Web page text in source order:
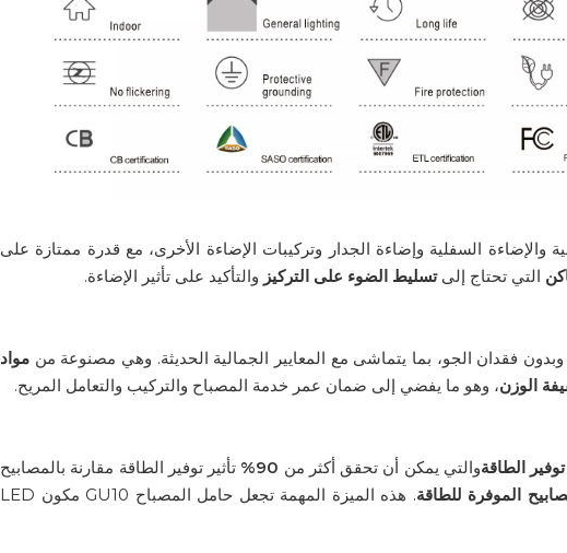
والإضاءة السفلية وإضاءة الجدار وتركيبات الإضاءة الأخرى، مع قدرة ممتازة على
التي تحتاج إلىتسليط الضوء على التركيز والتأكيد على تأثير الإضاءة.
فقدان الجو، بما يتماشى مع المعايير الجمالية الحديثة. وهي مصنوعة من مواد
الوزن، وهو ما يفضي إلى ضمان عمر خدمة المصباح والتركيب والتعامل المريح.
الطاقةوالتي يمكن أن تحقق أكثر من 90%
تأثير توفير الطاقة مقارنة بالمصابيح
الموفرة للطاقة
. هذه الميزة المهمة تجعل حامل المصباح GU10 مكون LED